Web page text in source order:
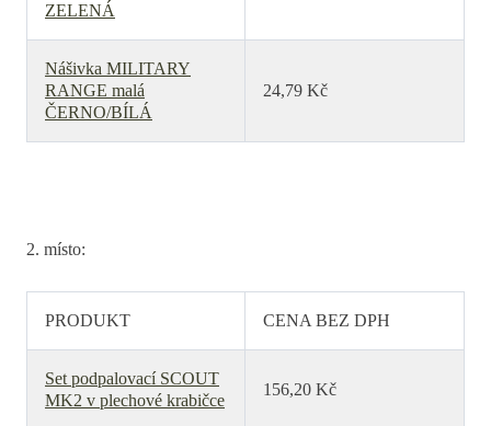
ZELENÁ
Nášivka MILITARY
RANGE malá
ČERNO/BÍLÁ
24,79 Kč
2. místo:
PRODUKT CENA BEZ DPH
Set podpalovací SCOUT
MK2 v plechové krabičce
156,20 Kč